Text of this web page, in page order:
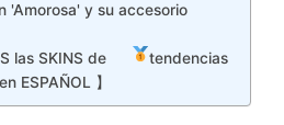
'Amorosa' y su accesorio
las SKINS de
ESPAÑOL 】
tendencias